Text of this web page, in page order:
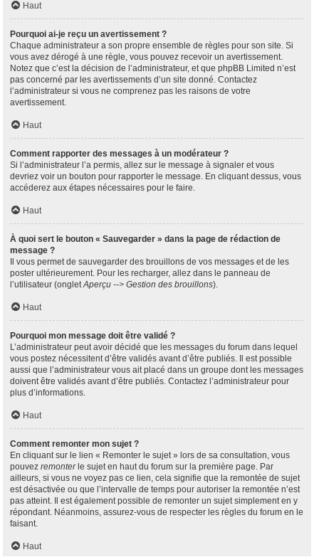
Haut
Pourquoi ai-je reçu un avertissement ?
Chaque administrateur a son propre ensemble de règles pour son site. Si
vous avez dérogé à une règle, vous pouvez recevoir un avertissement.
Notez que c’est la décision de l’administrateur, et que phpBB Limited n’est
pas concerné par les avertissements d’un site donné. Contactez
l’administrateur si vous ne comprenez pas les raisons de votre
avertissement.
Haut
Comment rapporter des messages à un modérateur ?
Si l’administrateur l’a permis, allez sur le message à signaler et vous
devriez voir un bouton pour rapporter le message. En cliquant dessus, vous
accéderez aux étapes nécessaires pour le faire.
Haut
À quoi sert le bouton « Sauvegarder » dans la page de rédaction de
message ?
Il vous permet de sauvegarder des brouillons de vos messages et de les
poster ultérieurement. Pour les recharger, allez dans le panneau de
l’utilisateur (ongletAperçu --> Gestion des brouillons).
Haut
Pourquoi mon message doit être validé ?
L’administrateur peut avoir décidé que les messages du forum dans lequel
vous postez nécessitent d’être validés avant d’être publiés. Il est possible
aussi que l’administrateur vous ait placé dans un groupe dont les messages
doivent être validés avant d’être publiés. Contactez l’administrateur pour
plus d’informations.
Haut
Comment remonter mon sujet ?
En cliquant sur le lien « Remonter le sujet » lors de sa consultation, vous
pouvez remonterle sujet en haut du forum sur la première page. Par
ailleurs, si vous ne voyez pas ce lien, cela signifie que la remontée de sujet
est désactivée ou que l’intervalle de temps pour autoriser la remontée n’est
pas atteint. Il est également possible de remonter un sujet simplement en y
répondant. Néanmoins, assurez-vous de respecter les règles du forum en le
faisant.
Haut